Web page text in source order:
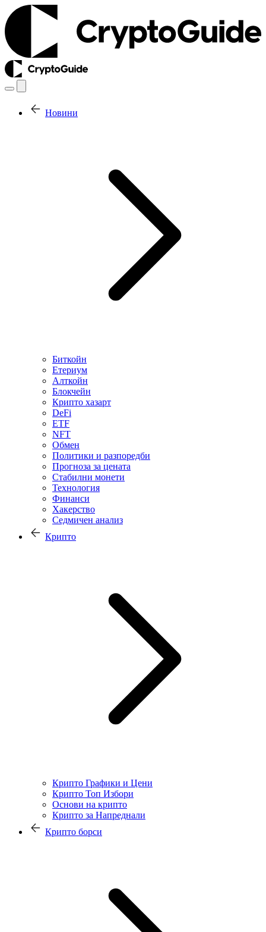
Новини
Биткойн
Етериум
Алткойн
Блокчейн
Крипто хазарт
DeFi
ETF
NFT
Обмен
Политики и разпоредби
Прогноза за цената
Стабилни монети
Технология
Финанси
Хакерство
Седмичен анализ
Крипто
Крипто Графики и Цени
Крипто Топ Избори
Основи на крипто
Крипто за Напреднали
Крипто борси